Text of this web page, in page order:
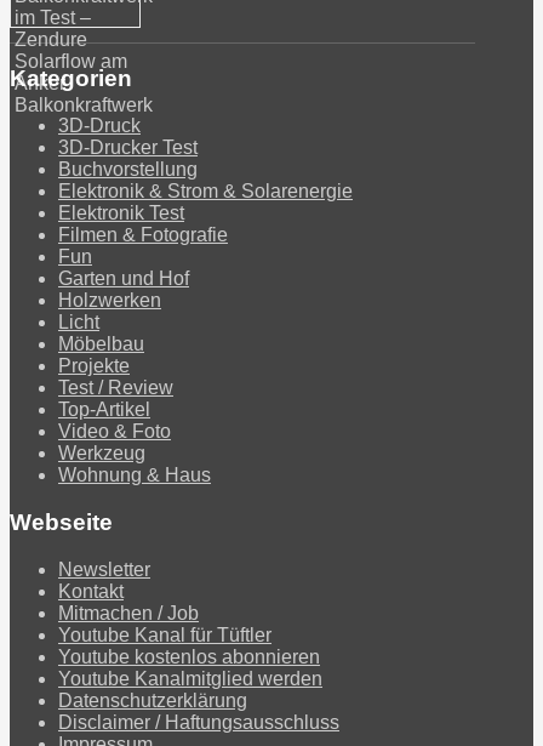
Kategorien
3D-Druck
3D-Drucker Test
Buchvorstellung
Elektronik & Strom & Solarenergie
Elektronik Test
Filmen & Fotografie
Fun
Garten und Hof
Holzwerken
Licht
Möbelbau
Projekte
Test / Review
Top-Artikel
Video & Foto
Werkzeug
Wohnung & Haus
Webseite
Newsletter
Kontakt
Mitmachen / Job
Youtube Kanal für Tüftler
Youtube kostenlos abonnieren
Youtube Kanalmitglied werden
Datenschutzerklärung
Disclaimer / Haftungsausschluss